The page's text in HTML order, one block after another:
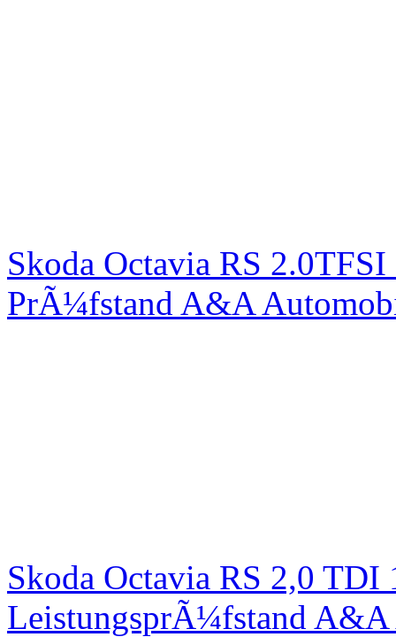
Skoda Octavia RS
PrÃ¼fstand A&A
Skoda Octavia RS 2,0
LeistungsprÃ¼fstand